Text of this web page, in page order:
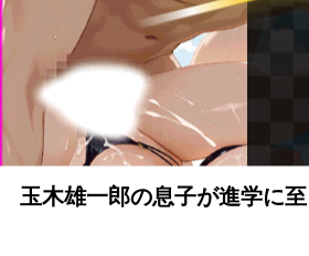
玉木雄一郎の息子が進学に